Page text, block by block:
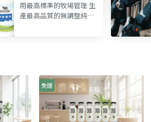
用最高標準的牧場管理 生
產最高品質的無調整純鮮
免運